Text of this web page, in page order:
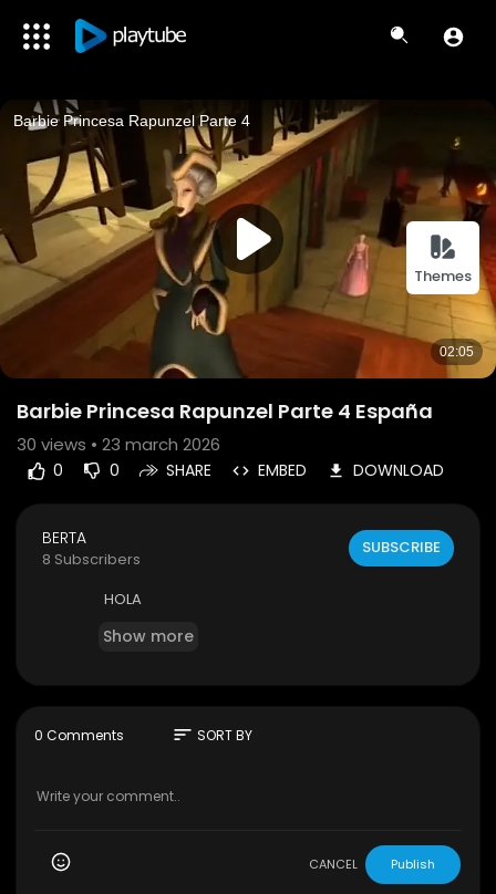
Themes
Barbie Princesa Rapunzel Parte 4 España
30 views • 23 march 2026
0 0 SHARE EMBED DOWNLOAD
BERTA
8 Subscribers
SUBSCRIBE
HOLA
Show more
0 Comments sort SORT BY
CANCEL Publish